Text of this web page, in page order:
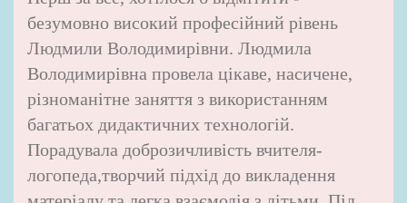
безумовно високий професійний рівень
Людмили Володимирівни. Людмила
Володимирівна провела цікаве, насичене,
різноманітне заняття з використанням
багатьох дидактичних технологій.
Порадувала доброзичливість вчителя-
логопеда,творчий підхід до викладення